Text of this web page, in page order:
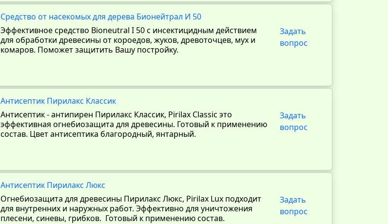
Средство от насекомых для дерева Бионейтрал И 50
Эффективное средство Bioneutral I 50 с инсектицидным действием
для обработки древесины от короедов, жуков, древоточцев, мух и
комаров. Поможет защитить Вашу постройку.
Задать
вопрос
Антисептик Пирилакс Классик
Антисептик - антипирен Пирилакс Классик, Pirilax Classic это
эффективная огнебиозащита для древесины. Готовый к применению
состав. Цвет антисептика благородный, янтарный.
Задать
вопрос
Антисептик Пирилакс Люкс
Огнебиозащита для древесины Пирилакс Люкс, Pirilax Lux подходит
для внутренних и наружных работ. Эффективно для уничтожения
плесени, синевы, грибков. Готовый к применению состав.
Задать
вопрос